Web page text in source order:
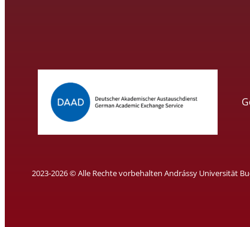
2023-2026 © Alle Rechte vorbehalten Andrássy Universität